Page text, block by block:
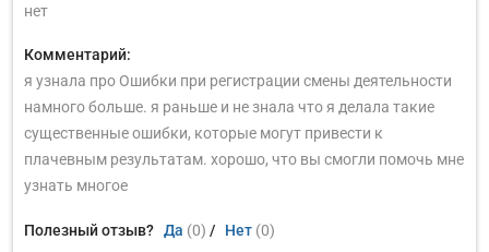
Полезный отзыв? Да (0) / Нет (0)
нет
Комментарий:
я узнала про Ошибки при регистрации смены деятельности
намного больше. я раньше и не знала что я делала такие
существенные ошибки, которые могут привести к
плачевным результатам. хорошо, что вы смогли помочь мне
узнать многое